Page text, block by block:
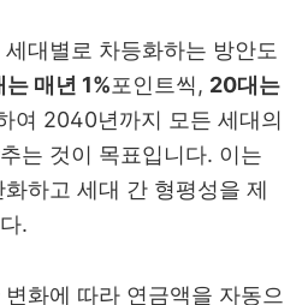
대별로 차등화하는 방안도
매년 1%포인트씩, 20대는
여 2040년까지 모든 세대의
는 것이 목표입니다. 이는
하고 세대 간 형평성을 제
.
화에 따라 연금액을 자동으